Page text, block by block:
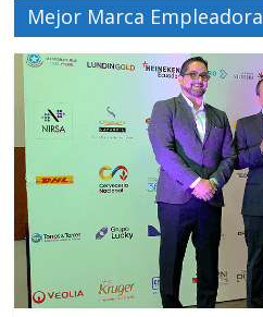
Mejor Marca Empleadora